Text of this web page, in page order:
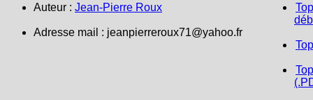
Auteur : Jean-Pierre Roux
Adresse mail : jeanpierreroux71@yahoo.fr